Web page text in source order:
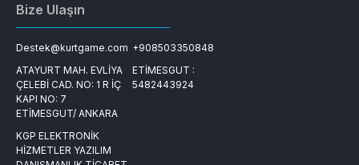
Bize Ulaşın
Destek@kurtgame.com +908503350848
ATAYURT MAH. EVLİYA
ÇELEBİ CAD. NO: 1 R İÇ
KAPI NO: 7
ETİMESGUT/ ANKARA
ETİMESGUT :
5482443924
KGP ELEKTRONİK
HİZMETLER YAZILIM